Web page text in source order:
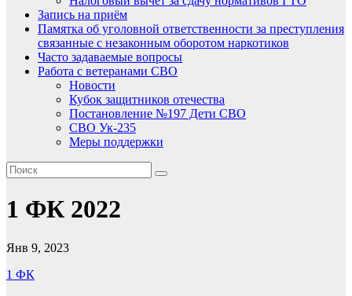
Запись на приём
Памятка об уголовной ответственности за преступления
связанные с незаконным оборотом наркотиков
Часто задаваемые вопросы
Работа с ветеранами СВО
Новости
Кубок защитников отечества
Постановление №197 Дети СВО
СВО Ук-235
Меры поддержки
1 ФК 2022
Янв 9, 2023
1 ФК